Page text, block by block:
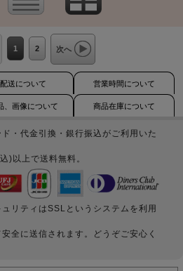
1 2 次へ
配送について 営業時間について
、画像について 商品在庫について
・代金引換・銀行振込がご利用いた
)以上で送料無料。
リティはSSLというシステムを利用
全に送信されます。どうぞご安心く